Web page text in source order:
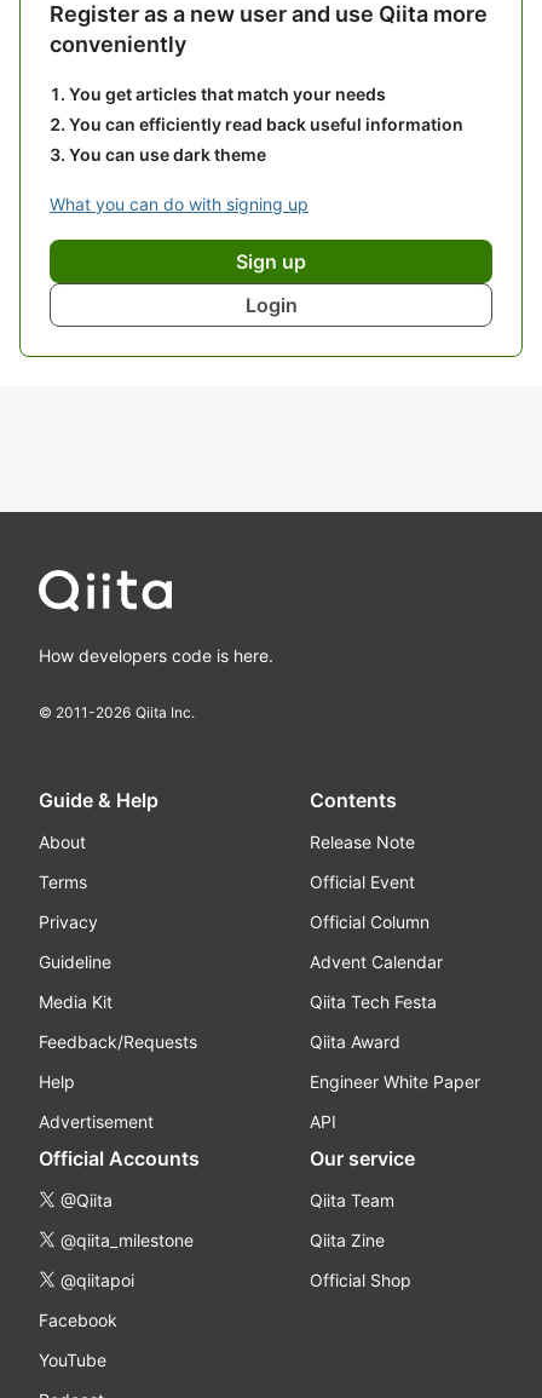
Register as a new user and use Qiita more
conveniently
You get articles that match your needs
You can efficiently read back useful information
You can use dark theme
What you can do with signing up
Sign up
Login
How developers code is here.
© 2011-2026 Qiita Inc.
Guide & Help
About
Terms
Privacy
Guideline
Media Kit
Feedback/Requests
Help
Advertisement
Contents
Release Note
Official Event
Official Column
Advent Calendar
Qiita Tech Festa
Qiita Award
Engineer White Paper
API
Official Accounts
@Qiita
@qiita_milestone
@qiitapoi
Facebook
YouTube
Our service
Qiita Team
Qiita Zine
Official Shop